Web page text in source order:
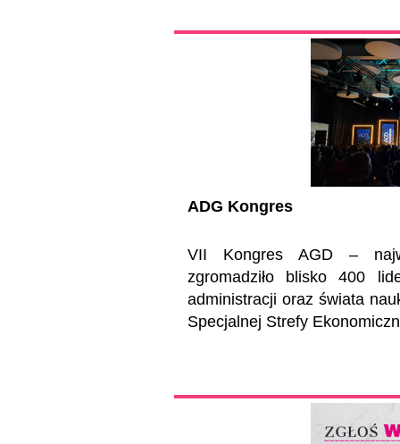
ADG Kongres
VII Kongres AGD –
zgromadziło blisko 400
administracji oraz świata
Specjalnej Strefy